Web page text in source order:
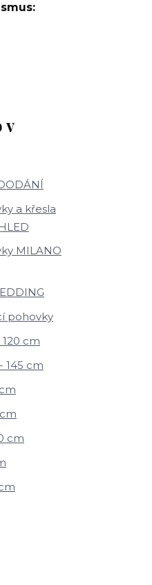
v
a křesla
MILANO
pohovky
120 cm
145 cm
cm